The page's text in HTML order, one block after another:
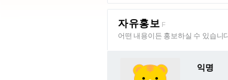
자유홍보 F
어떤 내용이든 홍보하실 수 있습니
익명